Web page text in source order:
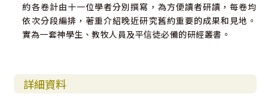
約各卷計由十一位學者分別撰寫，為方便讀者研讀，每卷均
依次分段編排，著重介紹晚近研究舊約重要的成果和見地。
實為一套神學生、教牧人員及平信徒必備的研經叢書。
詳細資料